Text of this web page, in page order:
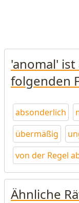
'anomal'
folgenden
absonderlich
übermäßig
von der Regel
Ähnliche